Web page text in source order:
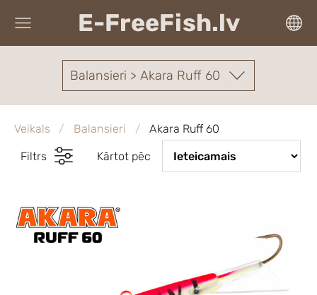
E-FreeFish.lv
Balansieri > Akara Ruff 60
Veikals Balansieri Akara Ruff 60
Filtrs Kārtot pēc